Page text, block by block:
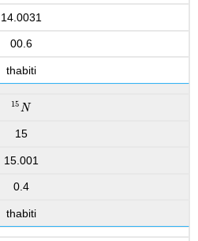
14.0031
00.6
thabiti
15 N
15N
15
15.001
0.4
thabiti